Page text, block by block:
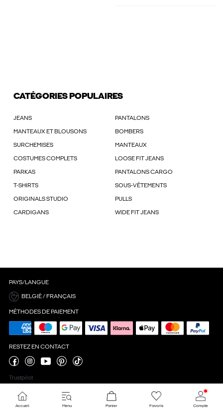
CATÉGORIES POPULAIRES
JEANS PANTALONS
MANTEAUX ET BLOUSONS BOMBERS
SURCHEMISES MANTEAUX
COSTUMES COMPLETS LOOSE FIT JEANS
PARKAS PANTALONS CARGO
T-SHIRTS SOUS-VÊTEMENTS
ORIGINALS STUDIO PULLS
CARDIGANS WIDE FIT JEANS
PAYS/LANGUE
BELGIË / FRANÇAIS
MÉTHODES DE PAIEMENT
RESTEZ EN CONTACT
Trustpilot
Accueil Menu Panier Favoris Compte